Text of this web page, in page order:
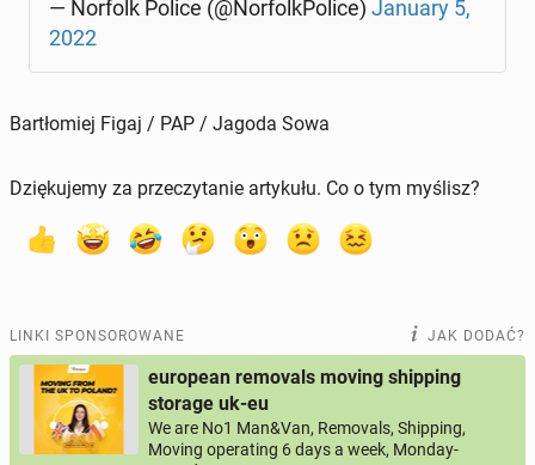
— Norfolk Police (@Nor­folk­Po­li­ce) January 5,
2022
Bartłomiej Figaj / PAP / Jagoda Sowa
Dziękujemy za przeczytanie artykułu. Co o tym myślisz?
LINKI SPONSOROWANE JAK DODAĆ?
european removals moving shipping
storage uk-eu
We are No1 Man&Van, Removals, Shipping,
Moving operating 6 days a week, Monday-